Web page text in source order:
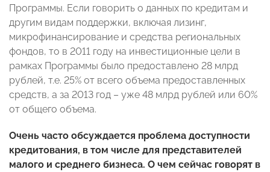
Программы. Если говорить о данных по кредитам и
другим видам поддержки, включая лизинг,
микрофинансирование и средства региональных
фондов, то в 2011 году на инвестиционные цели в
рамках Программы было предоставлено 28 млрд
рублей, т.е. 25% от всего объема предоставленных
средств, а за 2013 год – уже 48 млрд рублей или 60%
от общего объема.
Очень часто обсуждается проблема доступности
кредитования, в том числе для представителей
малого и среднего бизнеса. О чем сейчас говорят в